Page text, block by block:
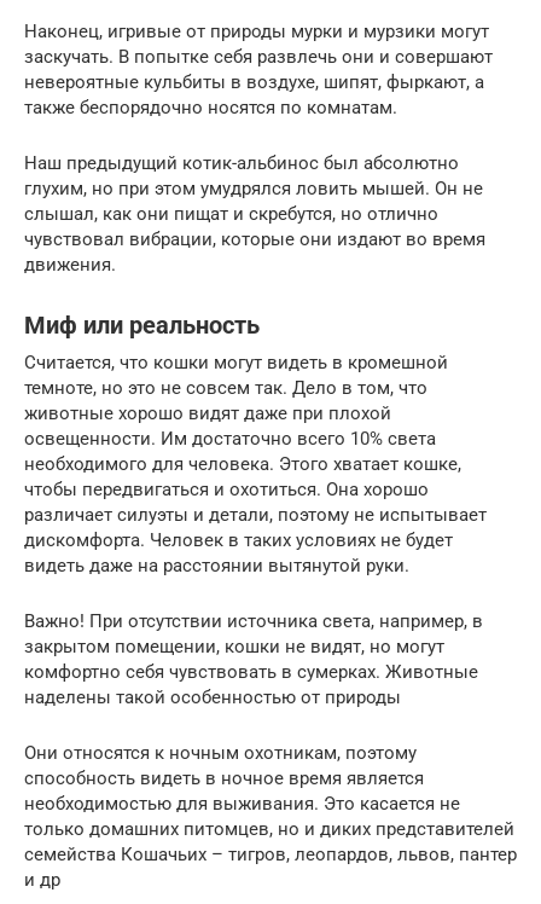
Наконец, игривые от природы мурки и мурзики могут
заскучать. В попытке себя развлечь они и совершают
невероятные кульбиты в воздухе, шипят, фыркают, а
также беспорядочно носятся по комнатам.
Наш предыдущий котик-альбинос был абсолютно
глухим, но при этом умудрялся ловить мышей. Он не
слышал, как они пищат и скребутся, но отлично
чувствовал вибрации, которые они издают во время
движения.
Миф или реальность
Считается, что кошки могут видеть в кромешной
темноте, но это не совсем так. Дело в том, что
животные хорошо видят даже при плохой
освещенности. Им достаточно всего 10% света
необходимого для человека. Этого хватает кошке,
чтобы передвигаться и охотиться. Она хорошо
различает силуэты и детали, поэтому не испытывает
дискомфорта. Человек в таких условиях не будет
видеть даже на расстоянии вытянутой руки.
Важно! При отсутствии источника света, например, в
закрытом помещении, кошки не видят, но могут
комфортно себя чувствовать в сумерках. Животные
наделены такой особенностью от природы
Они относятся к ночным охотникам, поэтому
способность видеть в ночное время является
необходимостью для выживания. Это касается не
только домашних питомцев, но и диких представителей
семейства Кошачьих – тигров, леопардов, львов, пантер
и др